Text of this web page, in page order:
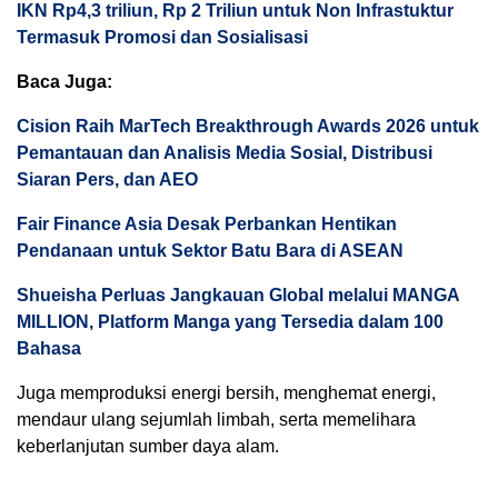
IKN Rp4,3 triliun, Rp 2 Triliun untuk Non Infrastuktur
Termasuk Promosi dan Sosialisasi
Baca Juga:
Cision Raih MarTech Breakthrough Awards 2026 untuk
Pemantauan dan Analisis Media Sosial, Distribusi
Siaran Pers, dan AEO
Fair Finance Asia Desak Perbankan Hentikan
Pendanaan untuk Sektor Batu Bara di ASEAN
Shueisha Perluas Jangkauan Global melalui MANGA
MILLION, Platform Manga yang Tersedia dalam 100
Bahasa
Juga memproduksi energi bersih, menghemat energi,
mendaur ulang sejumlah limbah, serta memelihara
keberlanjutan sumber daya alam.